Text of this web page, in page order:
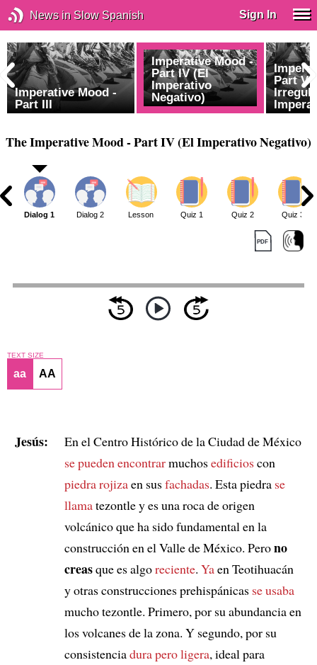
News in Slow Spanish Sign In
Imperative Mood -
Part III
Imperative Mood -
Part IV (El
Imperativo
Negativo)
Part V
The Imperative Mood - Part IV (El Imperativo Negativo)
Dialog 1 Dialog 2 Lesson Quiz 1 Quiz 2 Quiz 3
TEXT SIZE
aa AA
Jesús:
En el Centro Histórico de la Ciudad de México
se pueden encontrarmuchosedificioscon
piedra rojizaen susfachadas. Esta piedra se
llamatezontle y es una roca de origen
volcánico que ha sido fundamental en la
construcción en el Valle de México. Perono
creasque es algoreciente. Yaen Teotihuacán
y otras construcciones prehispánicas se usaba
mucho tezontle. Primero, por su abundancia en
los volcanes de la zona. Y segundo, por su
consistenciadura pero ligera, ideal para